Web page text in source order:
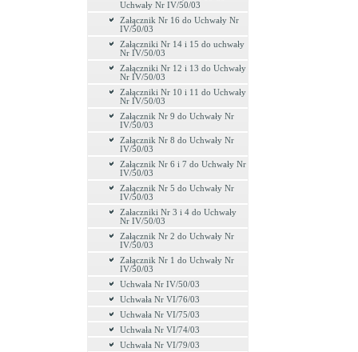
Uchwały Nr IV/50/03
Załącznik Nr 16 do Uchwały Nr
IV/50/03
Załączniki Nr 14 i 15 do uchwały
Nr IV/50/03
Załączniki Nr 12 i 13 do Uchwały
Nr IV/50/03
Załączniki Nr 10 i 11 do Uchwały
Nr IV/50/03
Załącznik Nr 9 do Uchwały Nr
IV/50/03
Załącznik Nr 8 do Uchwały Nr
IV/50/03
Załącznik Nr 6 i 7 do Uchwały Nr
IV/50/03
Załącznik Nr 5 do Uchwały Nr
IV/50/03
Załaczniki Nr 3 i 4 do Uchwały
Nr IV/50/03
Załącznik Nr 2 do Uchwały Nr
IV/50/03
Załącznik Nr 1 do Uchwały Nr
IV/50/03
Uchwała Nr IV/50/03
Uchwała Nr VI/76/03
Uchwała Nr VI/75/03
Uchwała Nr VI/74/03
Uchwała Nr VI/79/03